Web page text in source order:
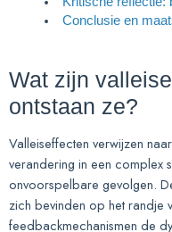
Conclusie en
Wat zijn
ontstaan ze?
Valleiseffecten verwijzen
verandering in een complex
onvoorspelbare gevolgen.
zich bevinden op het randje
feedbackmechanismen de